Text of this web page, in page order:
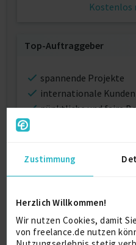
Zustimmung
Herzlich Willkommen!
Wir nutzen Cookies, damit
von freelance.de nutzen
Kostenlos
Top-Auftraggeber
spannende Projekte
internationale Kunden
pünktliche und faire
Kategorien und Skills
Qualitätsmanagement /
Testen
Software Architektur /
Fehleranalyse